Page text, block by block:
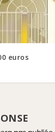
euros